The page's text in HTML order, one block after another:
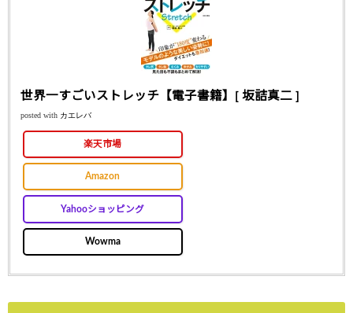
世界一すごいストレッチ【電子書籍】[ 坂詰真二 ]
posted with カエレバ
楽天市場
Amazon
Yahooショッピング
Wowma